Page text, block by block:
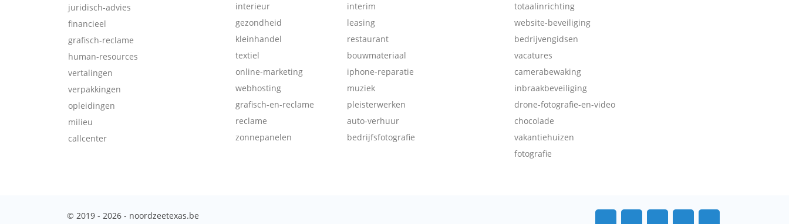
juridisch-advies
financieel
grafisch-reclame
human-resources
vertalingen
verpakkingen
opleidingen
milieu
callcenter
interieur
gezondheid
kleinhandel
textiel
online-marketing
webhosting
grafisch-en-reclame
reclame
zonnepanelen
interim
leasing
restaurant
bouwmateriaal
iphone-reparatie
muziek
pleisterwerken
auto-verhuur
bedrijfsfotografie
totaalinrichting
website-beveiliging
bedrijvengidsen
vacatures
camerabewaking
inbraakbeveiliging
drone-fotografie-en-video
chocolade
vakantiehuizen
fotografie
© 2019 - 2026 - noordzeetexas.be